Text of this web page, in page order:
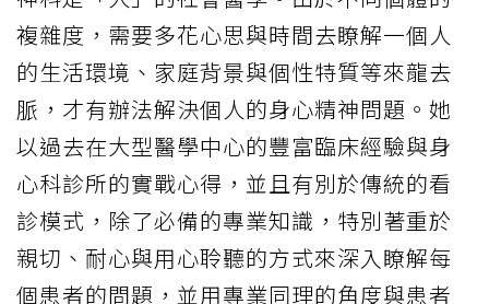
複雜度，需要多花心思與時間去瞭解一個人
的生活環境、家庭背景與個性特質等來龍去
脈，才有辦法解決個人的身心精神問題。她
以過去在大型醫學中心的豐富臨床經驗與身
心科診所的實戰心得，並且有別於傳統的看
診模式，除了必備的專業知識，特別著重於
親切、耐心與用心聆聽的方式來深入瞭解每
個患者的問題，並用專業同理的角度與患者